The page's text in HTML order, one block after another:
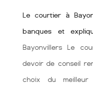
Le courtier à
banques et
Bayonvillers Le
devoir de conseil
choix du